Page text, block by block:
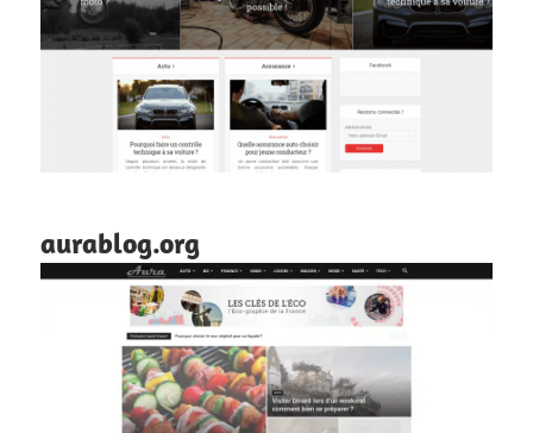
aurablog.org